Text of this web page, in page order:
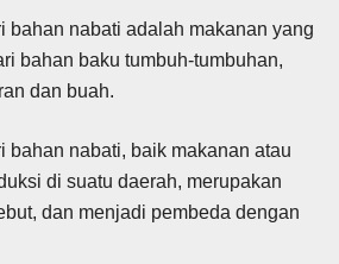
bahan nabati adalah makanan yang
bahan baku tumbuh-tumbuhan,
dan buah.
bahan nabati, baik makanan atau
di suatu daerah, merupakan
dan menjadi pembeda dengan